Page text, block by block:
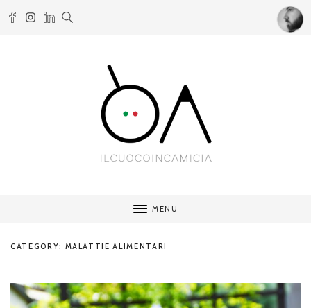
MENU
CATEGORY: MALATTIE ALIMENTARI